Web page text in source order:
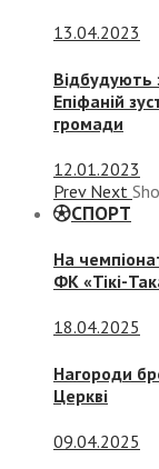
13.04.2023
Відбудують
Епіфаній
громади
12.01.2023
Prev Next
СПОРТ
На
ФК «Тікі-
18.04.2025
Нагороди
Церкві
09.04.2025